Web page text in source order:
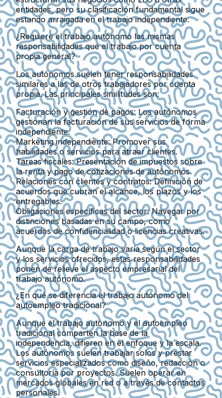
entidades, pero su clasificación fundamental sigue
estando arraigada en el trabajo independiente.
¿Requiere el trabajo autónomo las mismas
responsabilidades que el trabajo por cuenta
propia general?
Los autónomos suelen tener responsabilidades
similares a las de otros trabajadores por cuenta
propia. Las principales similitudes son:
Facturación y gestión de pagos: Los autónomos
gestionan la facturación de sus servicios de forma
independiente.
Marketing independiente:Promover sus
habilidades o servicios para atraer clientes.
Tareas fiscales:Presentación de impuestos sobre
la renta y pago de cotizaciones de autónomos.
Relaciones con clientes y contratos:Definición de
acuerdos que cubran el alcance, los plazos y los
entregables.
Obligaciones específicas del sector:Navegar por
distinciones basadas en su campo, como
acuerdos de confidencialidad o licencias creativas.
Aunque la carga de trabajo varía según el sector
y los servicios ofrecidos, estas responsabilidades
ponen de relieve el aspecto empresarial del
trabajo autónomo.
¿En qué se diferencia el trabajo autónomo del
autoempleo tradicional?
Aunque el trabajo autónomo y el autoempleo
tradicional comparten la base de la
independencia, difieren en el enfoque y la escala.
Los autónomos suelen trabajar solos y prestar
servicios especializados como diseño, redacción o
consultoría por proyectos. Suelen operar en
mercados globales en red o a través de contactos
personales.